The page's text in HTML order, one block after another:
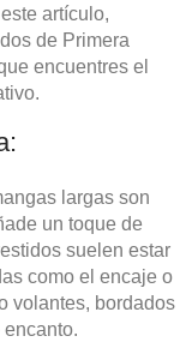
artículo,
de Primera
encuentres el
largas son
un toque de
suelen estar
como el encaje o
volantes, bordados